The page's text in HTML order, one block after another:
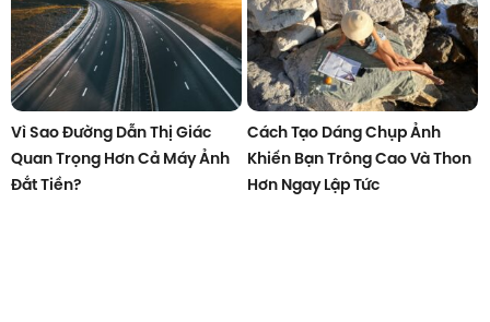
Vì Sao Đường Dẫn Thị Giác
Quan Trọng Hơn Cả Máy Ảnh
Đắt Tiền?
Cách Tạo Dáng Chụp Ảnh
Khiến Bạn Trông Cao Và Thon
Hơn Ngay Lập Tức